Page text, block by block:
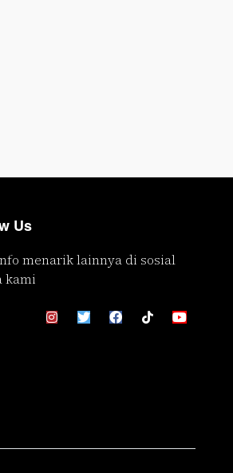
Us
menarik lainnya di sosial
kami